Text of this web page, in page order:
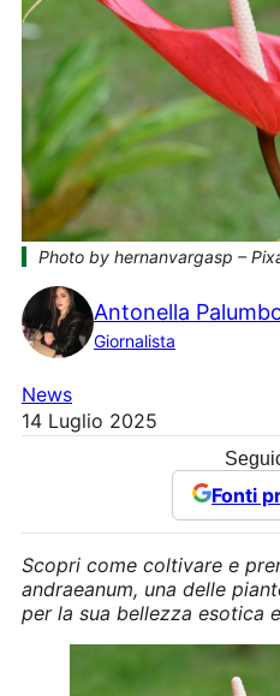
Photo by hernanvargasp –
Antonella
Giornalista
News
14 Luglio 2025
Fonti
Scopri come coltivare e
andraeanum, una delle
per la sua bellezza esotica